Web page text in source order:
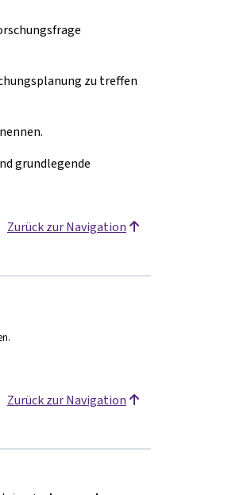
zu treffen
nennen.
grundlegende
Zurück zur Navigation
Zurück zur Navigation